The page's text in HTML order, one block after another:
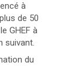
à
de 50
GHEF à
suivant.
du